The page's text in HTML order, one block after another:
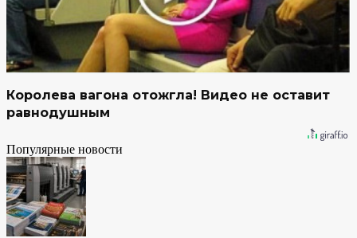
Королева вагона отожгла! Видео не оставит
равнодушным
Популярные новости